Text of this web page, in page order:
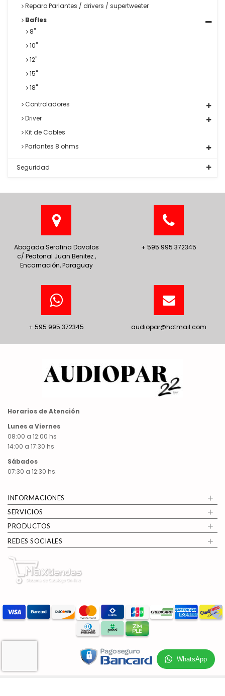
Reparo Parlantes / drivers / supertweeter
Bafles
8"
10"
12"
15"
18"
Controladores
Driver
Kit de Cables
Parlantes 8 ohms
Seguridad
Abogada Serafina Davalos
c/ Peatonal Juan Benitez.,
Encarnación, Paraguay
+ 595 995 372345
+ 595 995 372345 audiopar@hotmail.com
Horarios de Atención
Lunes a Viernes
08:00 a 12:00 hs
14:00 a 17:30 hs
Sábados
07:30 a 12:30 hs.
INFORMACIONES +
SERVICIOS +
PRODUCTOS +
REDES SOCIALES +
WhatsApp